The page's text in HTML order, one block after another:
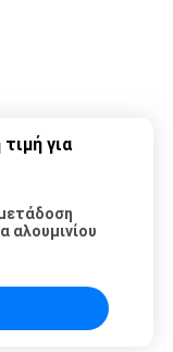
για
αλουμινίου